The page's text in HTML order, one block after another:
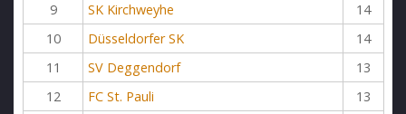
9
SK Kirchweyhe
14
10
Düsseldorfer SK
14
11
SV Deggendorf
13
12
FC St. Pauli
13